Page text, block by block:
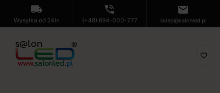
local_shipping
Wysyłka od 24H
phone_in_talk
(+48) 694-000-777
mail
sklep@salonled.pl
favorite_border